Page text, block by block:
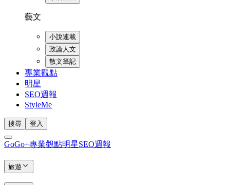
藝文
小說連載
政論人文
散文筆記
專業觀點
明星
SEO週報
StyleMe
搜尋 登入
GoGo+專業觀點明星SEO週報
旅遊